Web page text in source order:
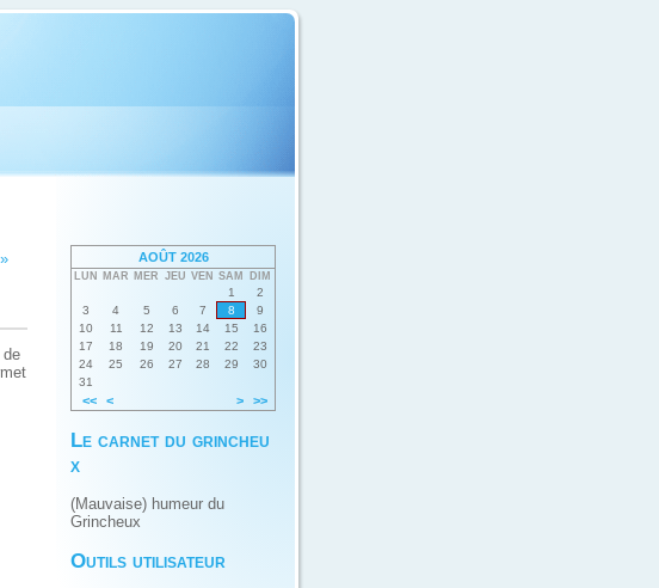
AOÛT 2026
LUN MAR MER JEU VEN SAM DIM
1
2
3
4 5 6 7 8
9
10
11 12 13 14 15
16
17
18 19 20 21 22
23
24
25 26 27 28 29
30
31
<< < > >>
Le carnet du grincheu
x
(Mauvaise) humeur du
Grincheux
Outils utilisateur